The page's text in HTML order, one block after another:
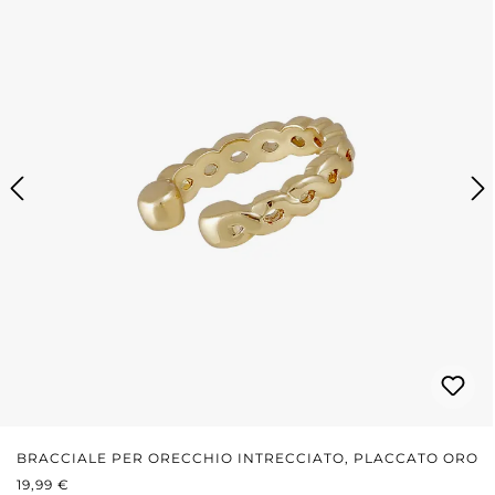
BRACCIALE PER ORECCHIO INTRECCIATO, PLACCATO ORO
PREZZO NORMALE:
19,99 €